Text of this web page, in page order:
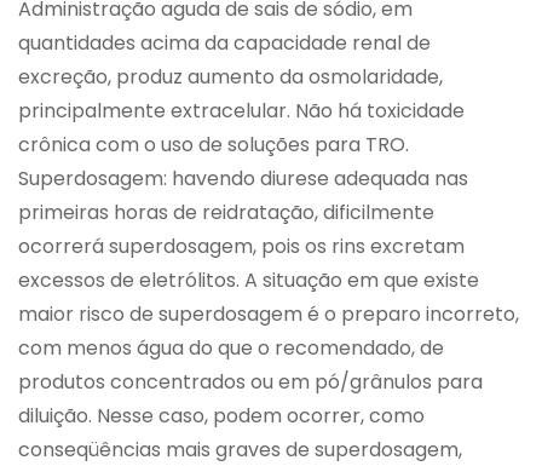
Administração aguda de sais de sódio, em
quantidades acima da capacidade renal de
excreção, produz aumento da osmolaridade,
principalmente extracelular. Não há toxicidade
crônica com o uso de soluções para TRO.
Superdosagem: havendo diurese adequada nas
primeiras horas de reidratação, dificilmente
ocorrerá superdosagem, pois os rins excretam
excessos de eletrólitos. A situação em que existe
maior risco de superdosagem é o preparo incorreto,
com menos água do que o recomendado, de
produtos concentrados ou em pó/grânulos para
diluição. Nesse caso, podem ocorrer, como
conseqüências mais graves de superdosagem,